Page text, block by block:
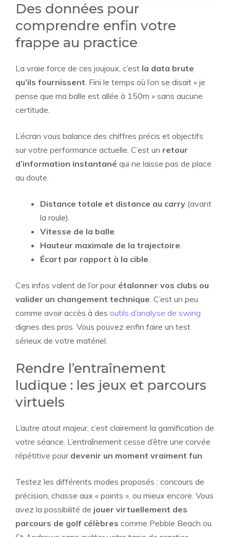
Des données pour
comprendre enfin votre
frappe au practice
La vraie force de ces joujoux, c’est la data brute
qu’ils fournissent. Fini le temps où l’on se disait « je
pense que ma balle est allée à 150m » sans aucune
certitude.
L’écran vous balance des chiffres précis et objectifs
sur votre performance actuelle. C’est un retour
d’information instantané qui ne laisse pas de place
au doute.
Distance totale et distance au carry (avant
la roule).
Vitesse de la balle.
Hauteur maximale de la trajectoire.
Écart par rapport à la cible.
Ces infos valent de l’or pour étalonner vos clubs ou
valider un changement technique. C’est un peu
comme avoir accès à des outils d’analyse de swing
dignes des pros. Vous pouvez enfin faire un test
sérieux de votre matériel.
Rendre l’entraînement
ludique : les jeux et parcours
virtuels
L’autre atout majeur, c’est clairement la gamification de
votre séance. L’entraînement cesse d’être une corvée
répétitive pour devenir un moment vraiment fun.
Testez les différents modes proposés : concours de
précision, chasse aux « points », ou mieux encore. Vous
avez la possibilité de jouer virtuellement des
parcours de golf célèbres comme Pebble Beach ou